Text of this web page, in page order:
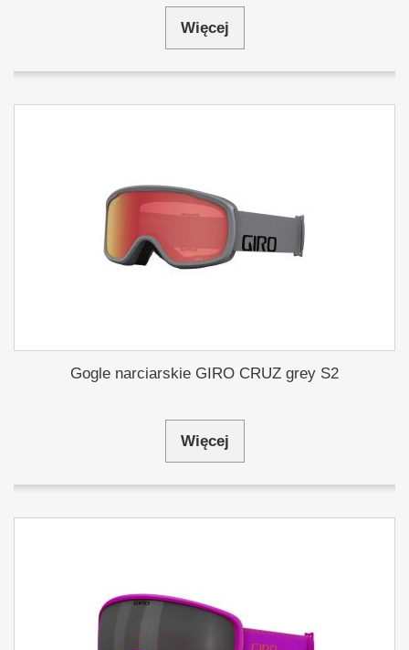
Więcej
Gogle narciarskie GIRO CRUZ grey S2
Więcej